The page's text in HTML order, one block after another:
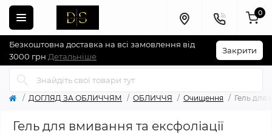
Безкоштовна доставка на всі замовлення від
3000 грн Детальніше
Закрити
0
ДОГЛЯД ЗА ОБЛИЧЧЯМ ОБЛИЧЧЯ Очищення Гель для
Гель для вмивання та ексфоліації